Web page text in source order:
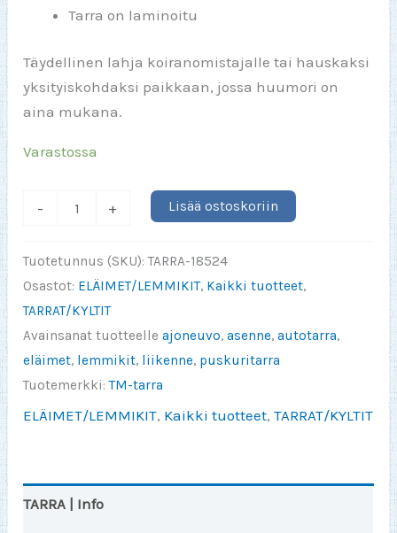
Tarra on laminoitu
Täydellinen lahja koiranomistajalle tai hauskaksi
yksityiskohdaksi paikkaan, jossa huumori on
aina mukana.
Varastossa
-
määrä
+ Lisää ostoskoriin
Tuotetunnus (SKU):TARRA-18524
Osastot: ELÄIMET/LEMMIKIT, Kaikki tuotteet,
TARRAT/KYLTIT
Avainsanat tuotteelleajoneuvo,asenne,autotarra,
eläimet, lemmikit, liikenne, puskuritarra
Tuotemerkki:TM-tarra
ELÄIMET/LEMMIKIT, Kaikki tuotteet,TARRAT/KYLTIT
TARRA | Info